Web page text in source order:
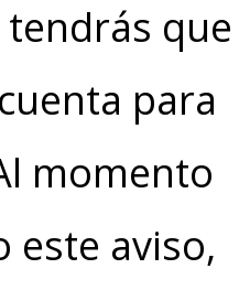
que
para
momento
este aviso,